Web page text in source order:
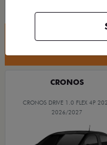
Quero agora!
CRONOS
CRONOS DRIVE 1.0 FLEX 4P
2026/2027